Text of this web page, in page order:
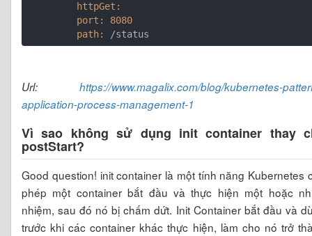
         httpGet:
         port:
8080
         path:
Url: https://www.magalix.com/blog/kubernetes-
application-process-management-1
Vì sao không sử dụng init container thay
postStart?
Good question! init container là một tính năng Kubernetes
phép một container bắt đầu và thực hiện một hoặc
nhiệm, sau đó nó bị chấm dứt. Init Container bắt đầu và
trước khi các container khác thực hiện, làm cho nó trở